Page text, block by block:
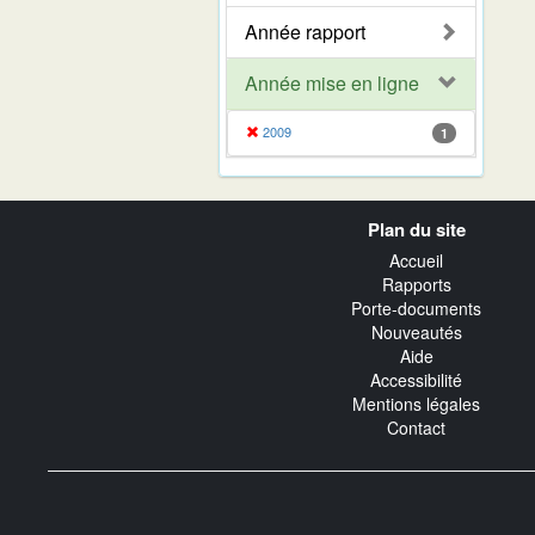
Année rapport
Année mise en ligne
2009 1
Plan du site
Accueil
Rapports
Porte-documents
Nouveautés
Aide
Accessibilité
Mentions légales
Contact